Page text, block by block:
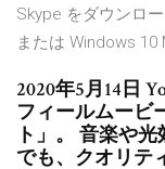
Skype をダウンロ
または Windows 10
2020年5月14日
フィールムービ
ト」。 音楽や
でも、クオリテ